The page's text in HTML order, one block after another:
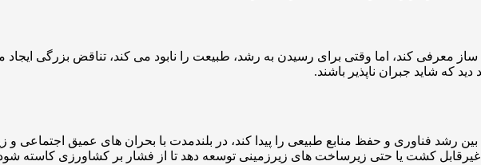
معرفی کند، اما وقتی برای رسیدن به رشد، طبیعت را نابود می کند، تناقض بزرگی ایجاد
که شاید جبران ناپذیر باشند.
بین رشد فناوری و حفظ منابع طبیعی را پیدا کند، در بلندمدت با بحران های عمیق
غیرقابل کشت یا حتی زیرساخت های زیرزمینی توسعه دهد تا از فشار بر کشاورزی کاسته